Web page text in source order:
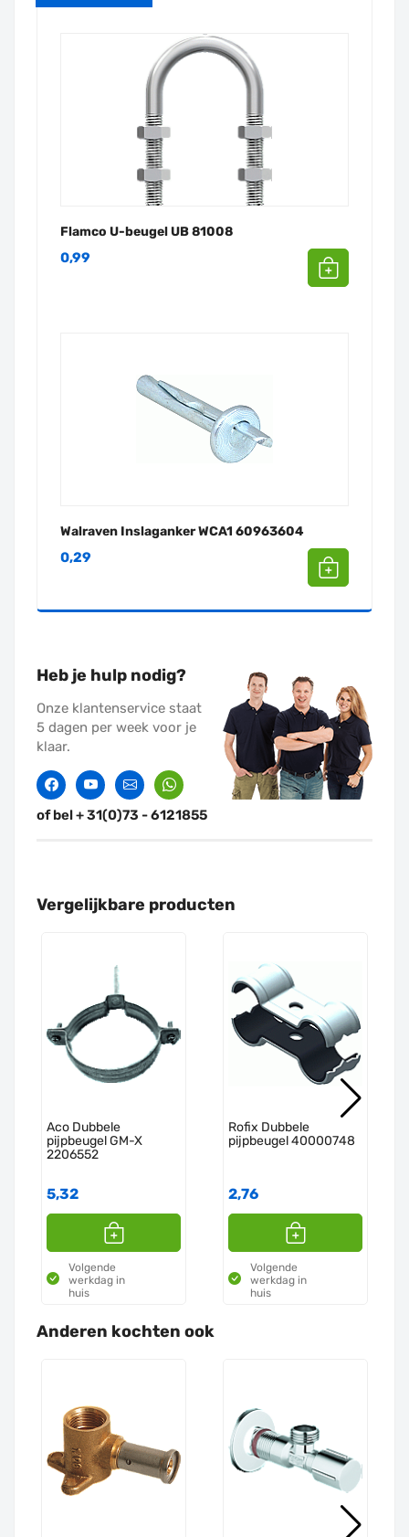
Flamco U-beugel UB 81008
0,99
Walraven Inslaganker WCA1 60963604
0,29
Heb je hulp nodig?
Onze klantenservice staat
5 dagen per week voor je
klaar.
FacebookTwitterContactWhatssapp
of bel + 31(0)73 - 6121855
Vergelijkbare producten
Aco Dubbele
pijpbeugel GM-X
2206552
5,32
Volgende
werkdag in
huis
Rofix Dubbele
pijpbeugel 40000748
2,76
Volgende
werkdag in
huis
Anderen kochten ook